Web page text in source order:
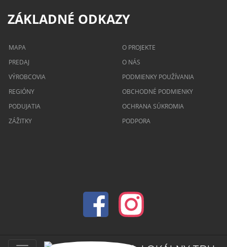
ZÁKLADNÉ ODKAZY
MAPA
PREDAJ
VÝROBCOVIA
REGIÓNY
PODUJATIA
ZÁŽITKY
O PROJEKTE
O NÁS
PODMIENKY POUŽÍVANIA
OBCHODNÉ PODMIENKY
OCHRANA SÚKROMIA
PODPORA
© 2026 lokalnytrh.sk Všetky práva vyhradené